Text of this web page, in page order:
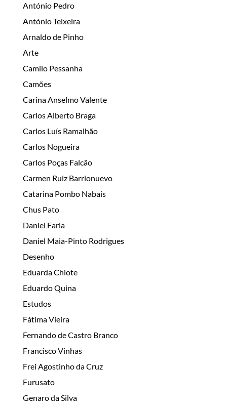
António Pedro
António Teixeira
Arnaldo de Pinho
Arte
Camilo Pessanha
Camões
Carina Anselmo Valente
Carlos Alberto Braga
Carlos Luís Ramalhão
Carlos Nogueira
Carlos Poças Falcão
Carmen Ruiz Barrionuevo
Catarina Pombo Nabais
Chus Pato
Daniel Faria
Daniel Maia-Pinto Rodrigues
Desenho
Eduarda Chiote
Eduardo Quina
Estudos
Fátima Vieira
Fernando de Castro Branco
Francisco Vinhas
Frei Agostinho da Cruz
Furusato
Genaro da Silva